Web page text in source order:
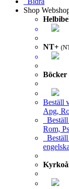
Shop
NT+
Böcker
Beställ
Apg,
Rom, Ps